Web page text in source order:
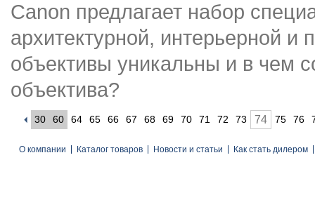
Canon предлагает набор
архитектурной, интерьерной
объективы уникальны и в чем
объектива?
30 60 64 65 66 67 68 69 70 71 72 73 74 75 76
О компании Каталог товаров Новости и статьи Как стать дилером